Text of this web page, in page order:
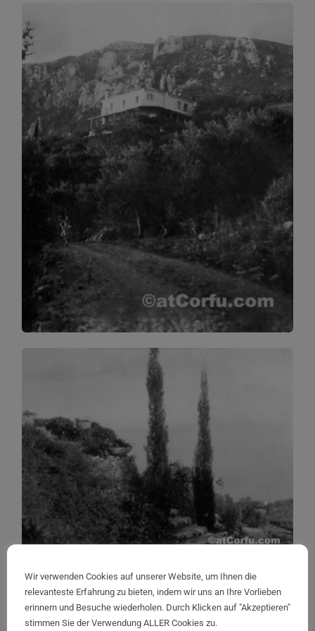
Wir verwenden Cookies auf unserer Website, um Ihnen die
relevanteste Erfahrung zu bieten, indem wir uns an Ihre Vorlieben
erinnern und Besuche wiederholen. Durch Klicken auf "Akzeptieren"
stimmen Sie der Verwendung ALLER Cookies zu.